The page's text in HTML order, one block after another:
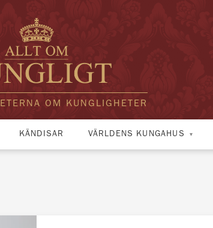
OM KUNGLIGHETER
KÄNDISAR VÄRLDENS KUNGAHUS